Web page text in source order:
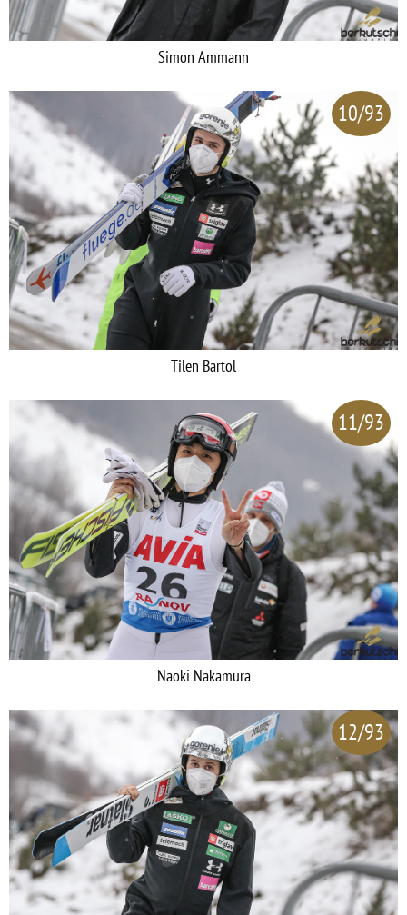
Simon Ammann
10/93
Tilen Bartol
11/93
Naoki Nakamura
12/93